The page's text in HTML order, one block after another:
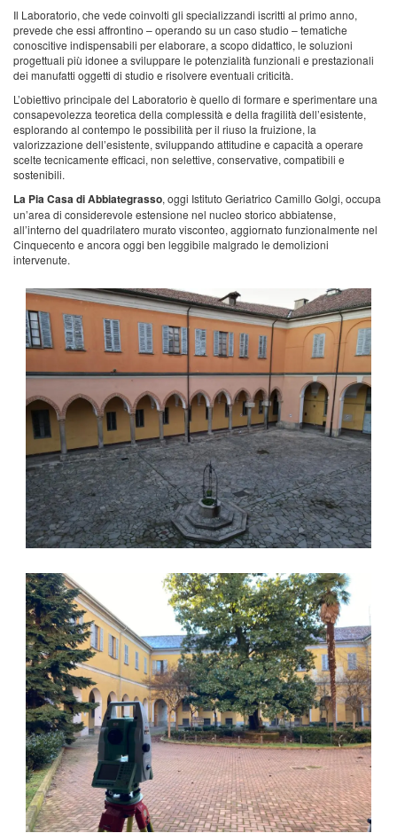
Il Laboratorio, che vede coinvolti gli specializzandi iscritti al primo anno,
prevede che essi affrontino – operando su un caso studio – tematiche
conoscitive indispensabili per elaborare, a scopo didattico, le soluzioni
progettuali più idonee a sviluppare le potenzialità funzionali e prestazionali
dei manufatti oggetti di studio e risolvere eventuali criticità.
L’obiettivo principale del Laboratorio è quello di formare e sperimentare una
consapevolezza teoretica della complessità e della fragilità dell’esistente,
esplorando al contempo le possibilità per il riuso la fruizione, la
valorizzazione dell’esistente, sviluppando attitudine e capacità a operare
scelte tecnicamente efficaci, non selettive, conservative, compatibili e
sostenibili.
La Pia Casa di Abbiategrasso, oggi Istituto Geriatrico Camillo Golgi, occupa
un’area di considerevole estensione nel nucleo storico abbiatense,
all’interno del quadrilatero murato visconteo, aggiornato funzionalmente nel
Cinquecento e ancora oggi ben leggibile malgrado le demolizioni
intervenute.